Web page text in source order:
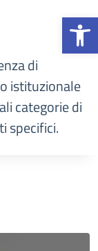
Apri la
di
istituzionale
categorie di
specifici.